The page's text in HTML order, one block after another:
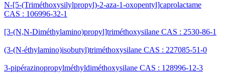
N-[5-(Triméthoxysilylpropyl)-2-aza-1-oxopentyl]caprolactame
CAS : 106996-32-1
[3-(N,N-Diméthylamino)propyl]triméthoxysilane CAS : 2530-86-1
(3-(N-éthylamino)isobutyl)triméthoxysilane CAS : 227085-51-0
3-pipérazinopropylméthyldiméthoxysilane CAS : 128996-12-3